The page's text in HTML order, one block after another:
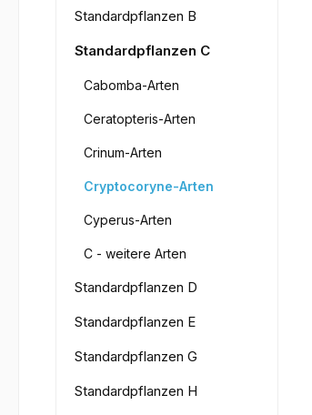
Standardpflanzen B
Standardpflanzen C
Cabomba-Arten
Ceratopteris-Arten
Crinum-Arten
Cryptocoryne-Arten
Cyperus-Arten
C - weitere Arten
Standardpflanzen D
Standardpflanzen E
Standardpflanzen G
Standardpflanzen H